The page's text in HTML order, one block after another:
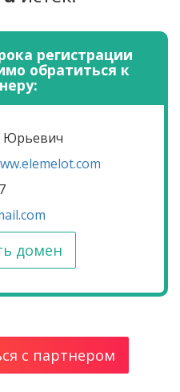
регистрации
обратиться к
Юрьевич
домен
с партнером